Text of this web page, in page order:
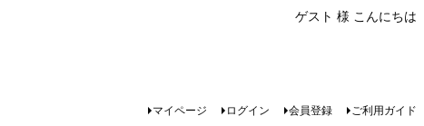
ゲスト 様 こんにちは
マイページ ログイン 会員登録 ご利用ガイド